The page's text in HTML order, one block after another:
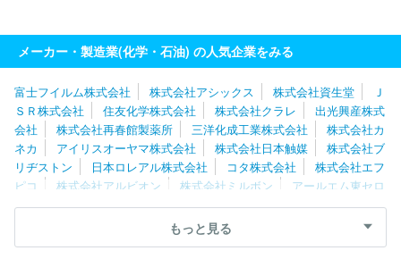
メーカー・製造業(化学・石油) の人気企業をみる
富士フイルム株式会社 株式会社アシックス 株式会社資生堂
Ｊ
ＳＲ株式会社
住友化学株式会社 株式会社クラレ
出光興産株式
会社
株式会社再春館製薬所 三洋化成工業株式会社
株式会社カ
ネカ
アイリスオーヤマ株式会社 株式会社日本触媒
株式会社ブ
リヂストン
日本ロレアル株式会社 コタ株式会社
株式会社エフ
ピコ
株式会社アルビオン 株式会社ミルボン
アールエム東セロ
株式会社
エア・ウォーター株式会社 日本ゼオン株式会社
株式
住友理工株式会社 信越化学工業株式会社
株式会社
ナリス化粧品
もっと見る